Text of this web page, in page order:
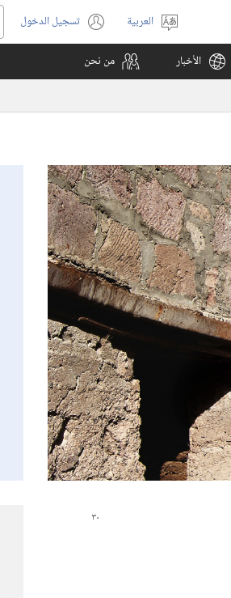
اختر
اللغة
العربية تسجيل الدخول
(يفتح
نافذة
الأخبار من نحن